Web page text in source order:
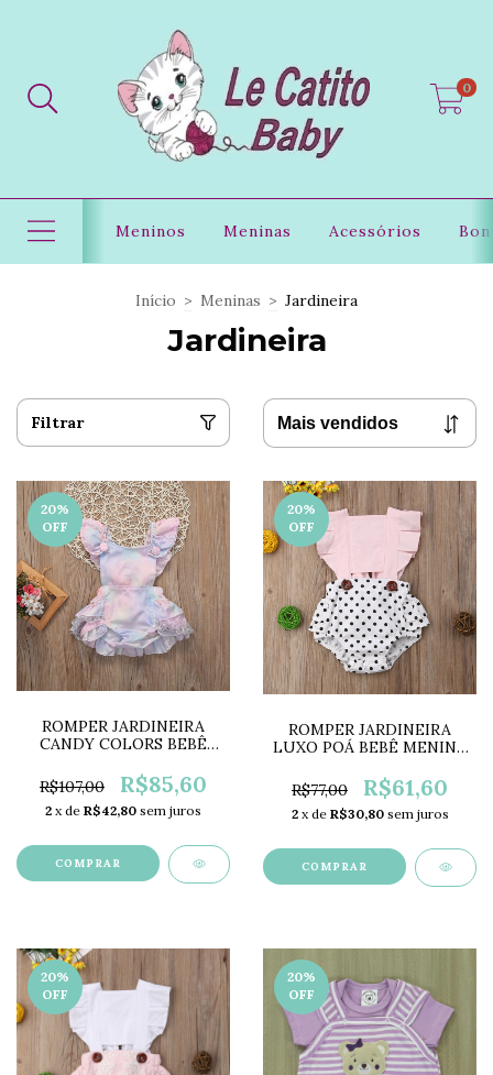
0
Meninos Meninas Acessórios
Início > Meninas > Jardineira
Jardineira
Filtrar
20%
OFF
ROMPER JARDINEIRA
CANDY COLORS BEBÊ
R$107,00
R$85,60
2 x de R$42,80 sem juros
COMPRAR
20%
OFF
ROMPER JARDINEIRA
LUXO POÁ BEBÊ MENINA
R$77,00
R$61,60
2 x de R$30,80 sem juros
COMPRAR
20%
OFF
20%
OFF